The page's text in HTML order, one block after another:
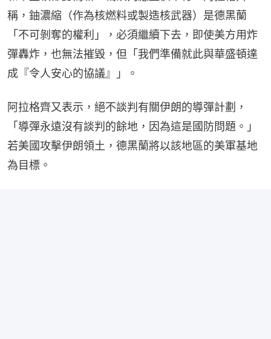
稱，鈾濃縮（作為核燃料或製造核武器）是德黑蘭
「不可剝奪的權利」，必須繼續下去，即使美方用炸
彈轟炸，也無法摧毀，但「我們準備就此與華盛頓達
成『令人安心的協議』」。
阿拉格齊又表示，絕不談判有關伊朗的導彈計劃，
「導彈永遠沒有談判的餘地，因為這是國防問題。」
若美國攻擊伊朗領土，德黑蘭將以該地區的美軍基地
為目標。